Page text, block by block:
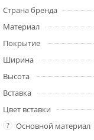
Страна бренда
Материал
Покрытие
Ширина
Высота
Вставка
Цвет вставки
? Основной материал